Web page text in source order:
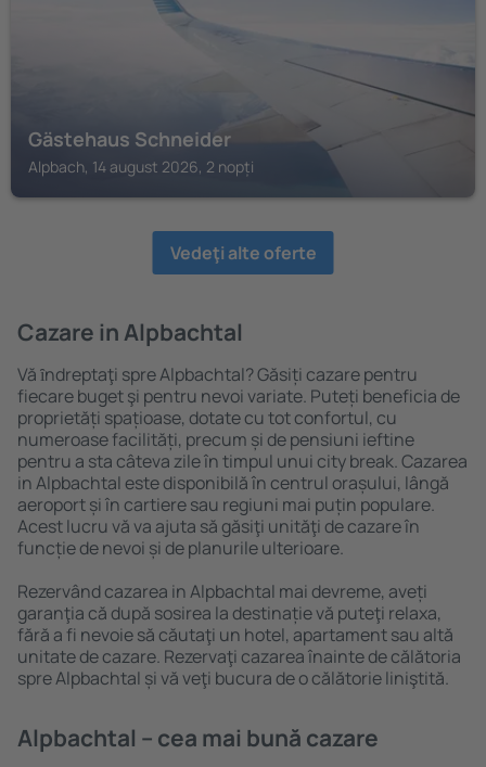
Gästehaus Schneider
Alpbach, 14 august 2026, 2 nopți
Vedeţi alte oferte
Cazare in Alpbachtal
Vă ȋndreptaţi spre Alpbachtal? Găsiți cazare pentru
fiecare buget şi pentru nevoi variate. Puteți beneficia de
proprietăți spațioase, dotate cu tot confortul, cu
numeroase facilități, precum și de pensiuni ieftine
pentru a sta câteva zile în timpul unui city break. Cazarea
in Alpbachtal este disponibilă în centrul orașului, lângă
aeroport și în cartiere sau regiuni mai puțin populare.
Acest lucru vă va ajuta să găsiţi unităţi de cazare în
funcție de nevoi și de planurile ulterioare.
Rezervând cazarea in Alpbachtal mai devreme, aveți
garanţia că după sosirea la destinație vă puteţi relaxa,
fără a fi nevoie să căutaţi un hotel, apartament sau altă
unitate de cazare. Rezervaţi cazarea înainte de călătoria
spre Alpbachtal și vă veţi bucura de o călătorie liniştită.
Alpbachtal – cea mai bună cazare